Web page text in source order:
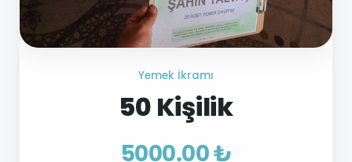
Yemek İkramı
50 Kişilik
5000.00 ₺